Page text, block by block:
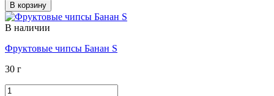
В корзину
В наличии
Фруктовые чипсы Банан S
30 г